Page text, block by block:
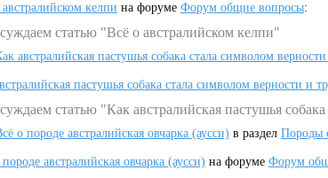
келпи на форуме Форум общие вопросы:
статью "Всё о австралийском келпи"
австралийская пастушья собака стала символом
пастушья собака стала символом верности и
статью "Как австралийская пастушья
о породе австралийская овчарка (аусси) в раздел Породы
австралийская овчарка (аусси) на форуме Форум